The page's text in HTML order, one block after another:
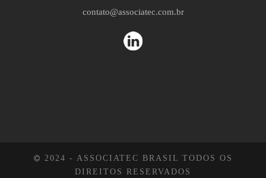
contato@associatec.com.br
2024 - ASSOCIATEC BRASIL TODOS OS
DIREITOS RESERVADOS